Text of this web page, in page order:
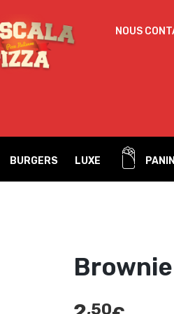
NOUS
vers votre adresse
BURGERS LUXE
Brownie
,50